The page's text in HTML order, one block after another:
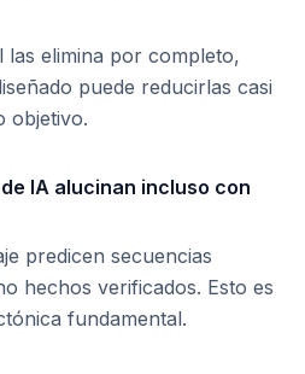
las elimina por completo,
puede reducirlas casi
objetivo.
IA alucinan incluso con
predicen secuencias
hechos verificados. Esto es
fundamental.